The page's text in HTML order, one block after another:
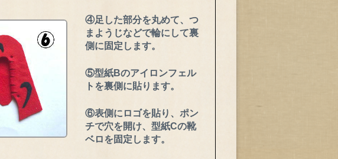
④足した部分を丸めて、つ
まようじなどで輪にして裏
側に固定します。
⑤型紙Bのアイロンフェル
トを裏側に貼ります。
⑥表側にロゴを貼り、ポン
チで穴を開け、型紙Cの靴
ベロを固定します。